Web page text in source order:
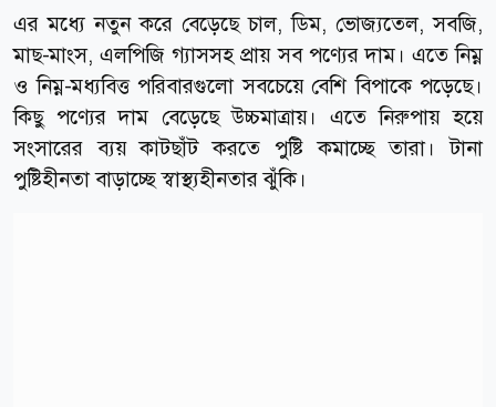
এর মধ্যে নতুন করে বেড়েছে চাল, ডিম, ভোজ্যতেল, সবজি,
মাছ-মাংস, এলপিজি গ্যাসসহ প্রায় সব পণ্যের দাম। এতে নিম্ন
ও নিম্ন-মধ্যবিত্ত পরিবারগুলো সবচেয়ে বেশি বিপাকে পড়েছে।
কিছু পণ্যের দাম বেড়েছে উচ্চমাত্রায়। এতে নিরুপায় হয়ে
সংসারের ব্যয় কাটছাঁট করতে পুষ্টি কমাচ্ছে তারা। টানা
পুষ্টিহীনতা বাড়াচ্ছে স্বাস্থ্যহীনতার ঝুঁকি।